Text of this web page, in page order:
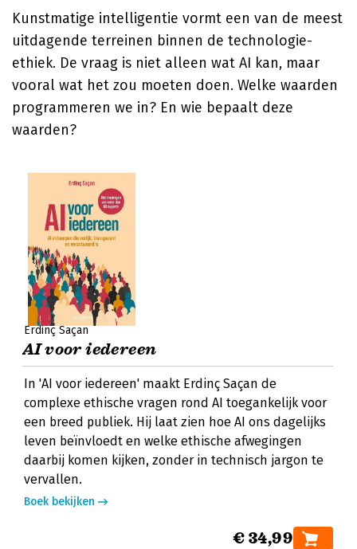
Kunstmatige intelligentie vormt een van de meest
uitdagende terreinen binnen de technologie-
ethiek. De vraag is niet alleen wat AI kan, maar
vooral wat het zou moeten doen. Welke waarden
programmeren we in? En wie bepaalt deze
waarden?
Erdinç Saçan
AI voor iedereen
In 'AI voor iedereen' maakt Erdinç Saçan de
complexe ethische vragen rond AI toegankelijk voor
een breed publiek. Hij laat zien hoe AI ons dagelijks
leven beïnvloedt en welke ethische afwegingen
daarbij komen kijken, zonder in technisch jargon te
vervallen.
Boek bekijken
€ 34,99